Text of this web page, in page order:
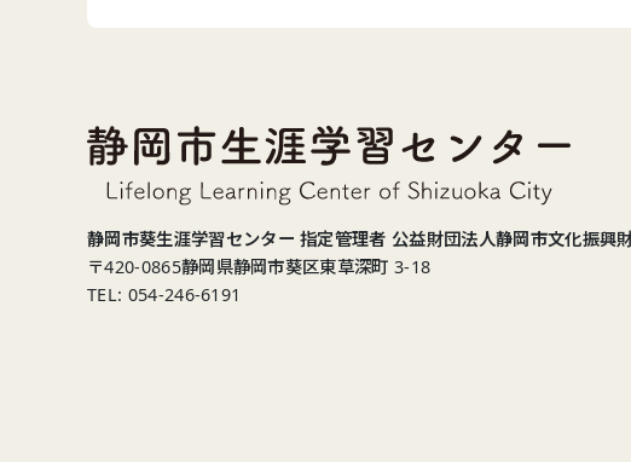
静岡市葵生涯学習センター 指定管理者 公益財団法人静岡市文化振興
〒420-0865静岡県静岡市葵区東草深町 3-18
TEL: 054-246-6191